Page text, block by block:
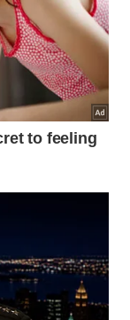
desperta o
descolar
remoção
para